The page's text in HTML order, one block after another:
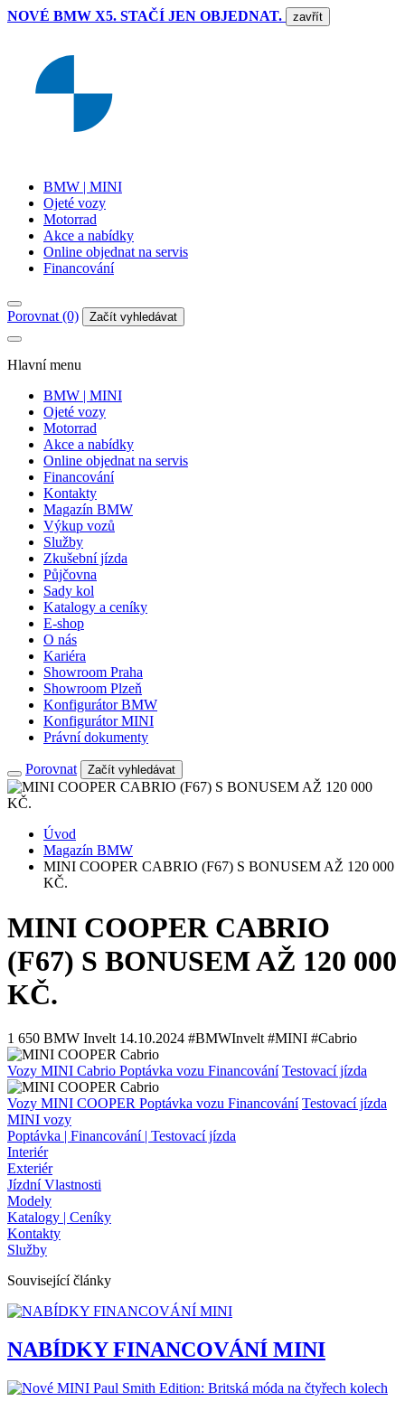
NOVÉ BMW X5. STAČÍ JEN OBJEDNAT. zavřít
BMW | MINI
Ojeté vozy
Motorrad
Akce a nabídky
Online objednat na servis
Financování
Porovnat (0) Začít vyhledávat
Hlavní menu
BMW | MINI
Ojeté vozy
Motorrad
Akce a nabídky
Online objednat na servis
Financování
Kontakty
Magazín BMW
Výkup vozů
Služby
Zkušební jízda
Půjčovna
Sady kol
Katalogy a ceníky
E-shop
O nás
Kariéra
Showroom Praha
Showroom Plzeň
Konfigurátor BMW
Konfigurátor MINI
Právní dokumenty
Porovnat Začít vyhledávat
Úvod
Magazín BMW
MINI COOPER CABRIO (F67) S BONUSEM AŽ 120 000
KČ.
MINI COOPER CABRIO
(F67) S BONUSEM AŽ 120 000
KČ.
1 650 BMW Invelt 14.10.2024 #BMWInvelt #MINI #Cabrio
Vozy MINI Cabrio Poptávka vozu Financování Testovací jízda
Vozy MINI COOPER Poptávka vozu Financování Testovací jízda
MINI vozy
Poptávka | Financování | Testovací jízda
Interiér
Exteriér
Jízdní Vlastnosti
Modely
Katalogy | Ceníky
Kontakty
Služby
Související články
NABÍDKY FINANCOVÁNÍ MINI